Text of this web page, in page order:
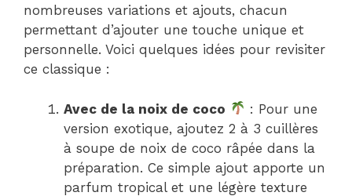
nombreuses variations et ajouts, chacun
permettant d’ajouter une touche unique et
personnelle. Voici quelques idées pour revisiter
ce classique :
Avec de la noix de coco
: Pour une
version exotique, ajoutez 2 à 3 cuillères
à soupe de noix de coco râpée dans la
préparation. Ce simple ajout apporte un
parfum tropical et une légère texture